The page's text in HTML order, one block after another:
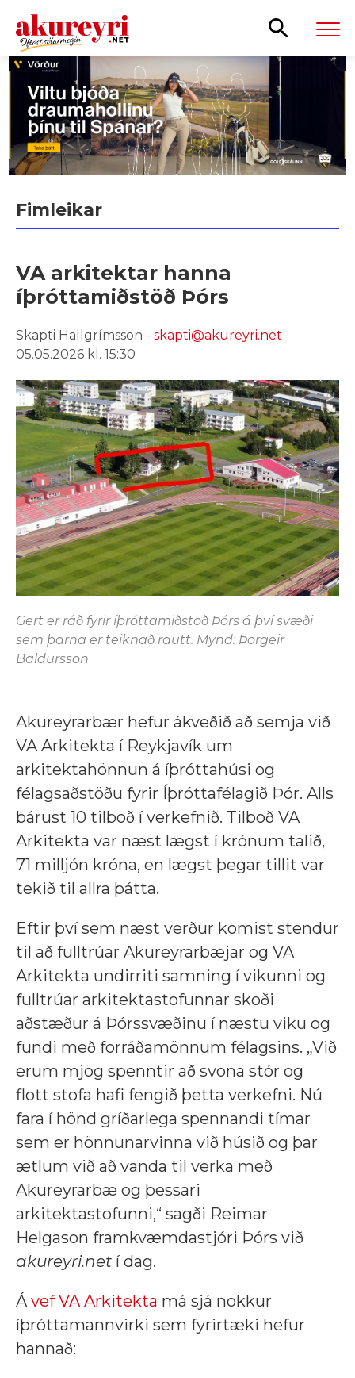
Leita
Fimleikar
VA arkitektar hanna
íþróttamiðstöð Þórs
Skapti Hallgrímsson - skapti@akureyri.net
05.05.2026 kl. 15:30
Gert er ráð fyrir íþróttamiðstöð Þórs á því svæði
sem þarna er teiknað rautt. Mynd: Þorgeir
Baldursson
Akureyrarbær hefur ákveðið að semja við
VA Arkitekta í Reykjavík um
arkitektahönnun á íþróttahúsi og
félagsaðstöðu fyrir Íþróttafélagið Þór. Alls
bárust 10 tilboð í verkefnið. Tilboð VA
Arkitekta var næst lægst í krónum talið,
71 milljón króna, en lægst þegar tillit var
tekið til allra þátta.
Eftir því sem næst verður komist stendur
til að fulltrúar Akureyrarbæjar og VA
Arkitekta undirriti samning í vikunni og
fulltrúar arkitektastofunnar skoði
aðstæður á Þórssvæðinu í næstu viku og
fundi með forráðamönnum félagsins. „Við
erum mjög spenntir að svona stór og
flott stofa hafi fengið þetta verkefni. Nú
fara í hönd gríðarlega spennandi tímar
sem er hönnunarvinna við húsið og þar
ætlum við að vanda til verka með
Akureyrarbæ og þessari
arkitektastofunni,“ sagði Reimar
Helgason framkvæmdastjóri Þórs við
akureyri.net í dag.
Á vef VA Arkitekta má sjá nokkur
íþróttamannvirki sem fyrirtæki hefur
hannað: